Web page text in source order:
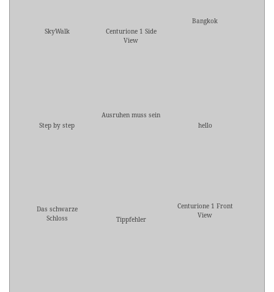
SkyWalk
Centurione 1 Side
View
Bangkok
Step by step
Ausruhen muss sein
hello
Das schwarze
Schloss
Tippfehler
Centurione 1 Front
View